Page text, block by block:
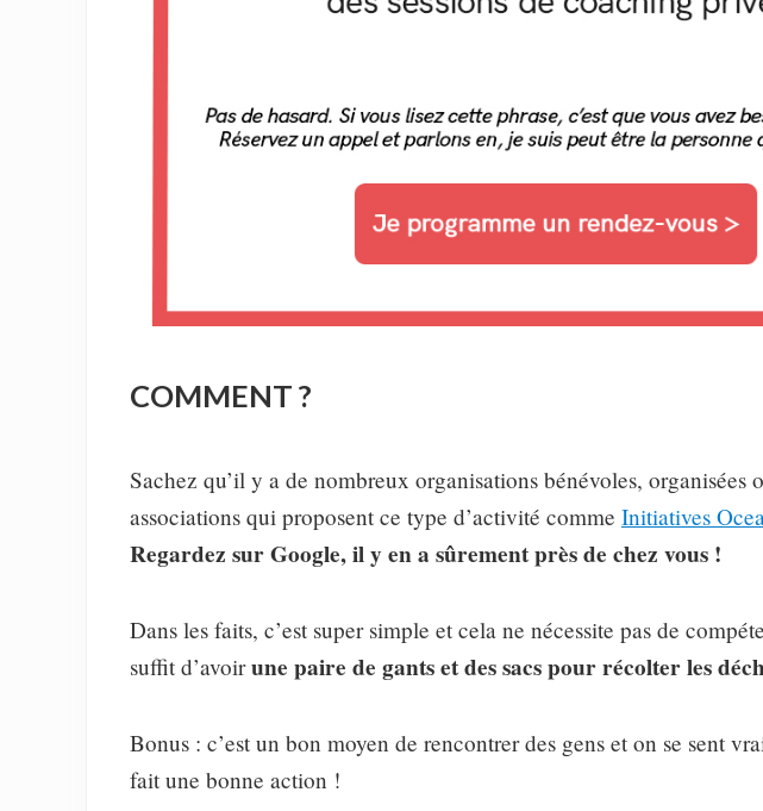
COMMENT ?
Sachez qu’il y a de nombreux organisations bénévoles, organisées
associations qui proposent ce type d’activité comme Initiatives
Regardez sur Google, il y en a sûrement près de chez vous !
Dans les faits, c’est super simple et cela ne nécessite pas de
suffit d’avoirune paire de gants et des sacs pour récolter les
Bonus : c’est un bon moyen de rencontrer des gens et on se sent
fait une bonne action !